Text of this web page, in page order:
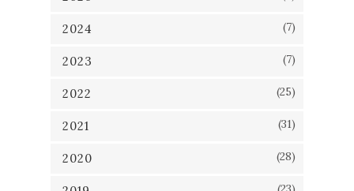
2024 (7)
2023 (7)
2022 (25)
2021 (31)
2020 (28)